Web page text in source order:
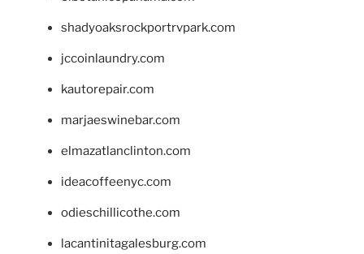
shadyoaksrockportrvpark.com
jccoinlaundry.com
kautorepair.com
marjaeswinebar.com
elmazatlanclinton.com
ideacoffeenyc.com
odieschillicothe.com
lacantinitagalesburg.com